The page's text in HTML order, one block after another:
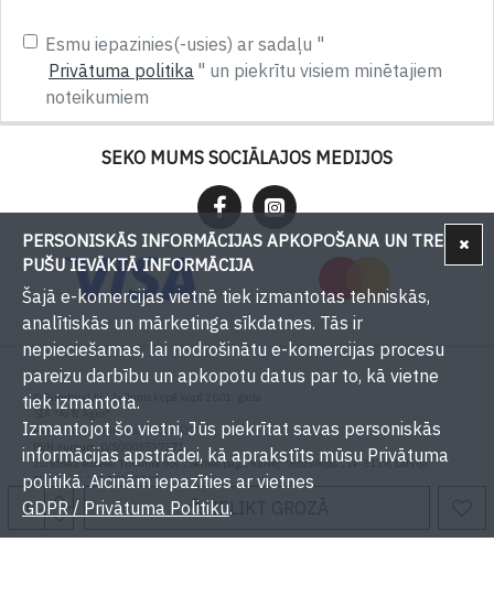
IELIKT GROZĀ
Esmu iepazinies(-usies) ar sadaļu "
Privātuma politika " un piekrītu visiem minētajiem
noteikumiem
SEKO MUMS SOCIĀLAJOS MEDIJOS
© Bumbieri.lv - Ar Jums kopā kopš 2001. gada
SIA "Ar B Agro"
Reģistrācijas numurs: 50003537571
PVN numurs: LV50003537571
Juridiskā adrese: Tukuma nov., Sēmes pag., Kaive, "Rožulejas", LV-3139, Latvija
Tālrunis: +371 29393001
PERSONISKĀS INFORMĀCIJAS APKOPOŠANA UN TREŠU
PUŠU IEVĀKTĀ INFORMĀCIJA
Šajā e-komercijas vietnē tiek izmantotas tehniskās,
analītiskās un mārketinga sīkdatnes. Tās ir
nepieciešamas, lai nodrošinātu e-komercijas procesu
pareizu darbību un apkopotu datus par to, kā vietne
tiek izmantota.
Izmantojot šo vietni, Jūs piekrītat savas personiskās
informācijas apstrādei, kā aprakstīts mūsu Privātuma
politikā. Aicinām iepazīties ar vietnes
GDPR / Privātuma Politiku.